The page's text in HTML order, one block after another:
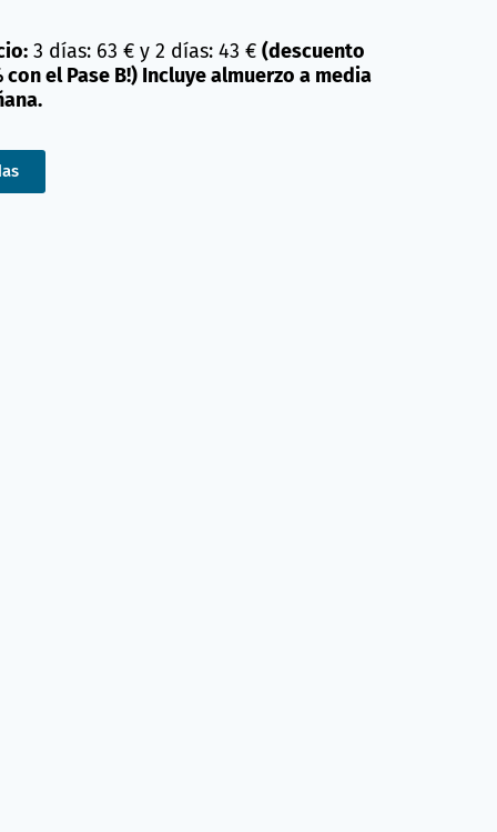
3 días: 63 € y 2 días: 43 € (descuento
con el Pase B!) Incluye almuerzo a media